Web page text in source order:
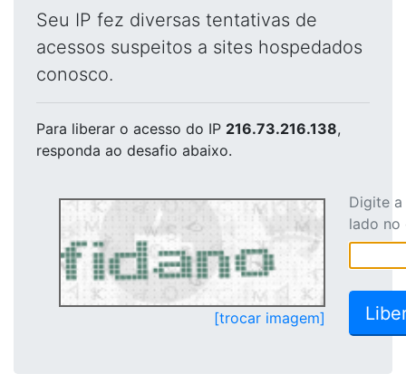
Seu IP fez diversas tentativas de
acessos suspeitos a sites hospedados
conosco.
Para liberar o acesso do IP 216.73.216.138,
responda ao desafio abaixo.
[trocar imagem]
Digite
lado no